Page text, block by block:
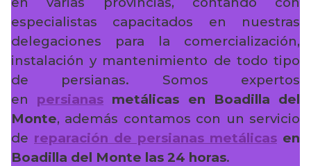
especialistas capacitados en nuestras
delegaciones para la comercialización,
instalación y mantenimiento de todo tipo
de persianas. Somos expertos
en persianas metálicas en Boadilla del
Monte, además contamos con un servicio
de reparación de persianas metálicas en
Boadilla del Monte las 24 horas.